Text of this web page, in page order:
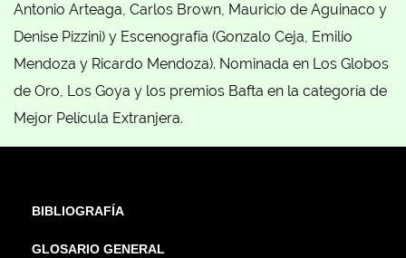
Antonio Arteaga, Carlos Brown, Mauricio de Aguinaco y
Denise Pizzini) y Escenografía (Gonzalo Ceja, Emilio
Mendoza y Ricardo Mendoza). Nominada en Los Globos
de Oro, Los Goya y los premios Bafta en la categoría de
Mejor Película Extranjera.
BIBLIOGRAFÍA
GLOSARIO GENERAL